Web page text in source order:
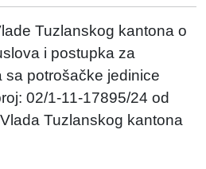
Tuzlanskog kantona o
i postupka za
sa potrošačke jedinice
02/1-11-17895/24 od
Tuzlanskog kantona